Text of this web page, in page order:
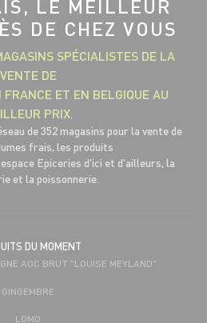
LE MEILLEUR
DE CHEZ VOUS
SPÉCIALISTES DE LA
VENTE DE
ET EN BELGIQUE AU
PRIX.
de 352 magasins pour la vente de
frais, les produits
Epiceries d'ici et d'ailleurs, la
et la poissonnerie.
DU MOMENT
AOC BRUT "LOUISE MEYLAND"
GINGEMBRE
LOMO